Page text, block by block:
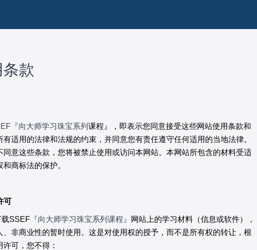
款
『向大师学习珠宝系列 课程』，即表示您同意接受这些网站使用条款和
有适用的法律和法规的约束，并同意您有责任遵守任何适用的当地法律。
同意这些条款，您将被禁止使用或访问本网站。本网站所包含的材料受适
和商标法的保护。
可
SSEF 『向大师学习珠宝系列 课程』
网站上的学习材料（信息或软件），
、非商业性的暂时使用。这是对使用权的授予，而不是所有权的转让，根
许可，您不得：